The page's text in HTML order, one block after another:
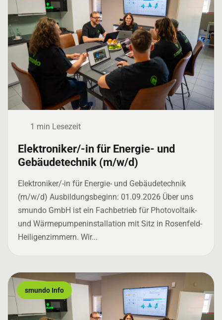
1 min Lesezeit
Elektroniker/-in für Energie- und
Gebäudetechnik (m/w/d)
Elektroniker/-in für Energie- und Gebäudetechnik
(m/w/d) Ausbildungsbeginn: 01.09.2026 Über uns
smundo GmbH ist ein Fachbetrieb für Photovoltaik-
und Wärmepumpeninstallation mit Sitz in Rosenfeld-
Heiligenzimmern. Wir...
smundo Info